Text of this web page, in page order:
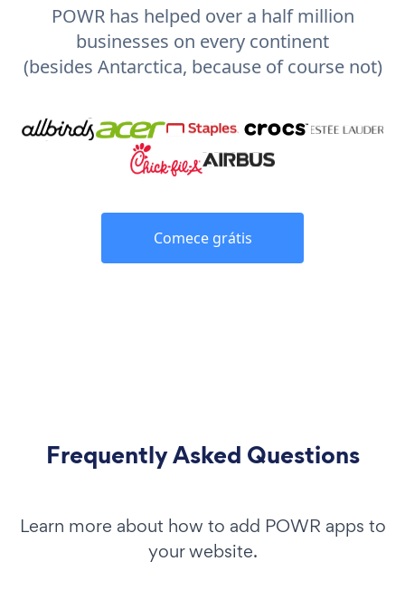
POWR has helped over a half million
businesses on every continent
(besides Antarctica, because of course not)
Comece grátis
Frequently Asked Questions
Learn more about how to add POWR apps to
your website.